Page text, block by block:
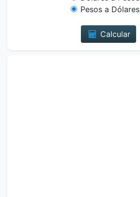
Pesos a Dólares
Calcular